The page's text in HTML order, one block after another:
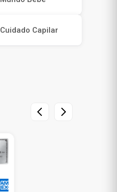
Cuidado Capilar